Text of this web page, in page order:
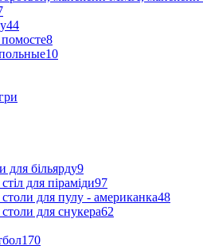
44
8
10
для більярду9
для піраміди97
столи для пулу - американка48
столи для снукера62
170